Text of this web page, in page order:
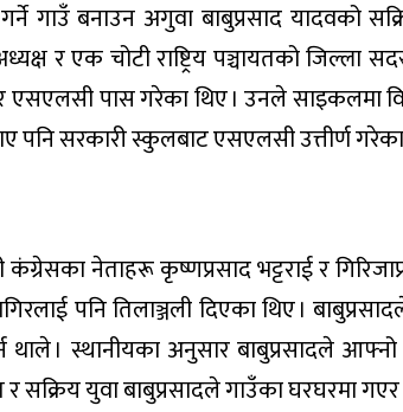
गाउँ बनाउन अगुवा बाबुप्रसाद यादवको
र एक चोटी राष्ट्रिय पञ्चायतको
एसएलसी पास गरेका थिए । उनले साइकलमा
सरकारी स्कुलबाट एसएलसी उत्तीर्ण
कंग्रेसका नेताहरू कृष्णप्रसाद भट्टराई र
पनि तिलाञ्जली दिएका थिए ।
थाले । स्थानीयका अनुसार बाबुप्रसादले
र सक्रिय युवा बाबुप्रसादले गाउँका घरघरमा